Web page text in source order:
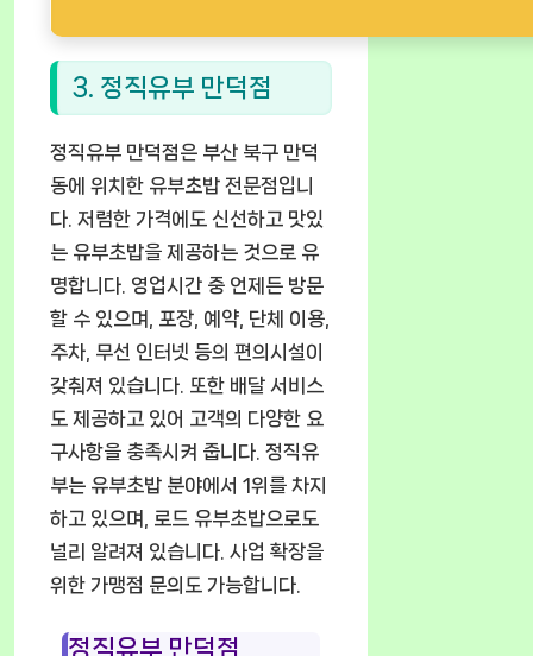
3. 정직유부 만덕점
정직유부 만덕점은 부산 북구 만덕
동에 위치한 유부초밥 전문점입니
다. 저렴한 가격에도 신선하고 맛있
는 유부초밥을 제공하는 것으로 유
명합니다. 영업시간 중 언제든 방문
할 수 있으며, 포장, 예약, 단체 이용,
주차, 무선 인터넷 등의 편의시설이
갖춰져 있습니다. 또한 배달 서비스
도 제공하고 있어 고객의 다양한 요
구사항을 충족시켜 줍니다. 정직유
부는 유부초밥 분야에서 1위를 차지
하고 있으며, 로드 유부초밥으로도
널리 알려져 있습니다. 사업 확장을
위한 가맹점 문의도 가능합니다.
정직유부 만덕점